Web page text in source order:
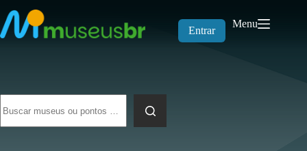
para
o
conteúdo
Entrar
Menu
resultados